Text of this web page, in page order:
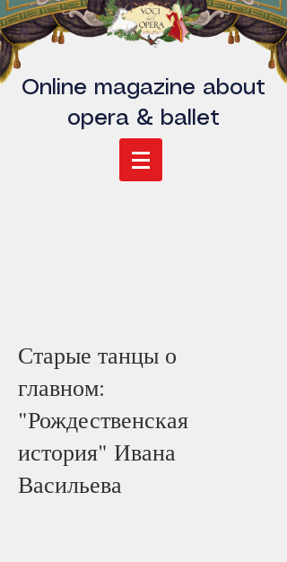
Online magazine about
opera & ballet
Старые танцы о
главном:
"Рождественская
история" Ивана
Васильева